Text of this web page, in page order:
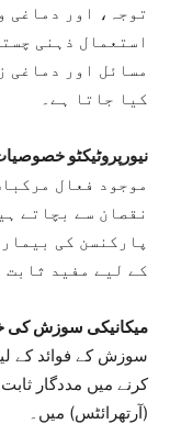
توجہ، اور دماغی
استعمال ذہنی
مسائل اور دماغی
کیا جاتا ہے۔
نیورپروٹیکٹو
موجود فعال
نقصان سے بچاتے
پارکنسن کی
کے لیے مفید ثابت
میکانیکی سوزش
سوزش کے فوائد کے
کرنے میں مددگار
(آرتھرائٹس) میں۔